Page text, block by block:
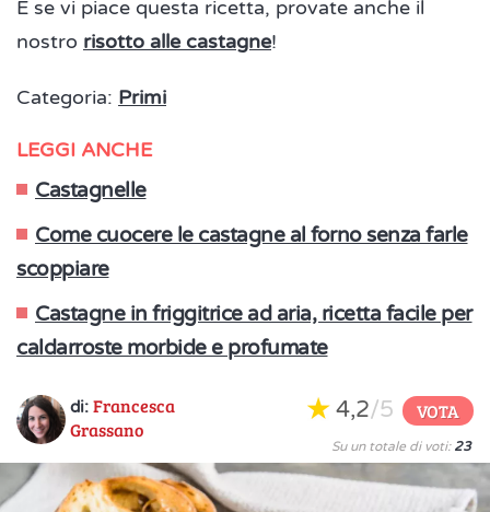
E se vi piace questa ricetta, provate anche il
nostro risotto alle castagne!
Categoria: Primi
LEGGI ANCHE
Castagnelle
Come cuocere le castagne al forno senza farle
scoppiare
Castagne in friggitrice ad aria, ricetta facile per
caldarroste morbide e profumate
di: Francesca
Grassano
4,2/5 VOTA
Su un totale di voti: 23